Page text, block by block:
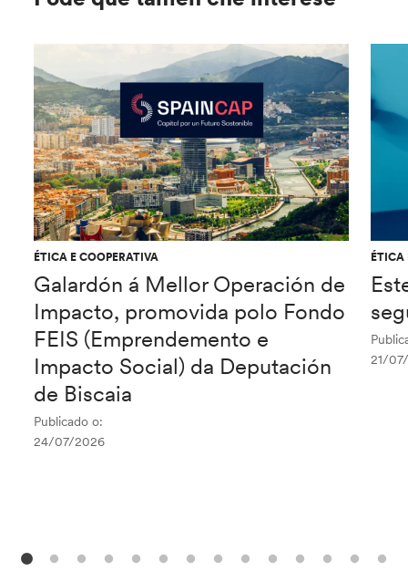
ÉTICA E COOPERATIVA
Galardón á Mellor Operación de
Impacto, promovida polo Fondo
FEIS (Emprendemento e
Impacto Social) da Deputación
de Biscaia
Publicado o:
24/07/2026
ÉTICA
21/